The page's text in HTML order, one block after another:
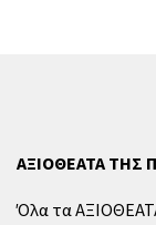
ΑΞΙΟΘΕΑΤΑ ΤΗΣ
Όλα τα